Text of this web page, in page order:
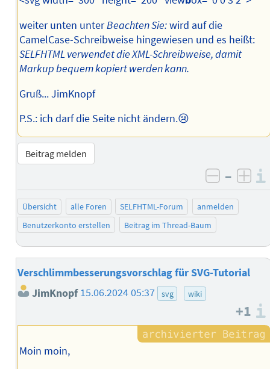
weiter unten unterBeachten Sie:wird auf die
CamelCase-Schreibweise hingewiesen und es heißt:
SELFHTML verwendet die XML-Schreibweise, damit
Markup bequem kopiert werden kann.
Gruß... JimKnopf
P.S.: ich darf die Seite nicht ändern.😢
Beitrag melden
negativ
–
Übersicht alle Foren SELFHTML-Forum
anmelden
Benutzerkonto erstellen
Beitrag im Thread-Baum
Verschlimmbesserungsvorschlag für SVG-Tutorial
JimKnopf 15.06.2024 05:37 svg wiki
+1
Moin moin,